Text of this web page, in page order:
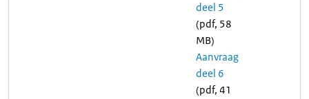
deel 5
(pdf, 58
MB)
Aanvraag
deel 6
(pdf, 41